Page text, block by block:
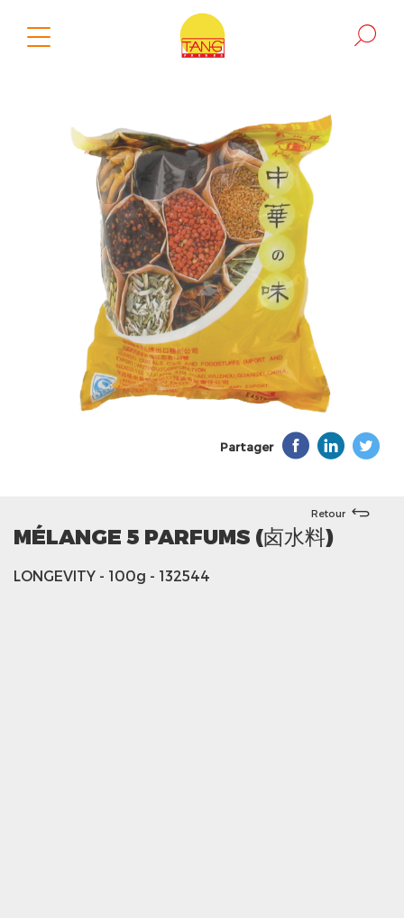
Partager
Retour
MÉLANGE 5 PARFUMS (卤水料)
LONGEVITY - 100g - 132544